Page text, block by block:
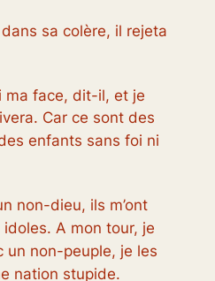
dans sa colère, il rejeta
ma face, dit-il, et je
Car ce sont des
enfants sans foi ni
non-dieu, ils m’ont
A mon tour, je
un non-peuple, je les
nation stupide.